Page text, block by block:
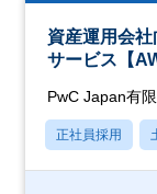
資産運用会
サービス【
PwC Japan有
正社員採用